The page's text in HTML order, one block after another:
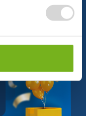
mails van ons